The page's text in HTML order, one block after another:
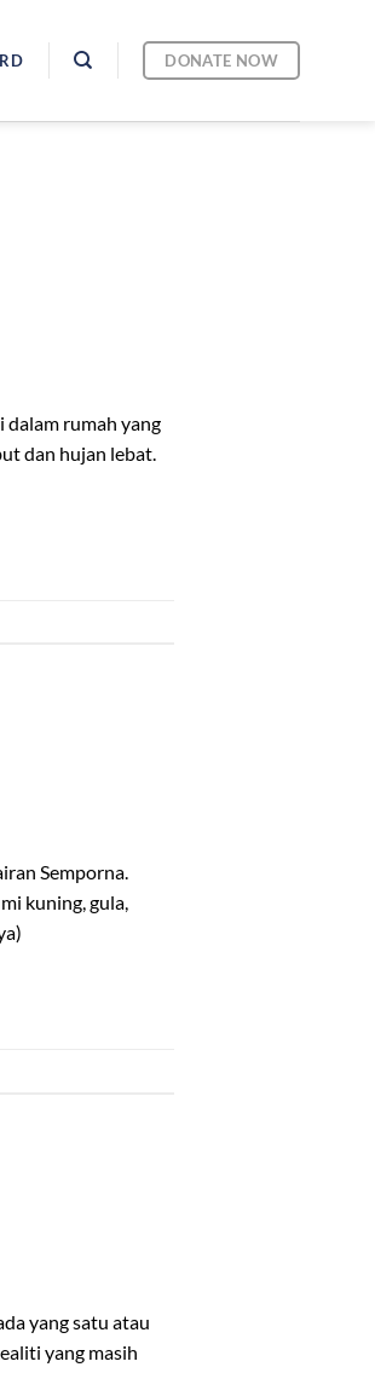
DONATE NOW
rumah yang
dan hujan lebat.
Semporna.
kuning, gula,
yang satu atau
yang masih